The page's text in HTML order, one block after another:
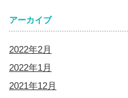
アーカイブ
2022年2月
2022年1月
2021年12月